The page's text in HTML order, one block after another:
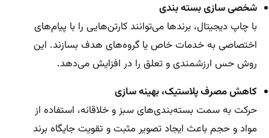
شخصی سازی بسته بندی
با چاپ دیجیتال، برندها می‌توانند کارتن‌هایی را با پیام‌های
اختصاصی به خدمات خاص یا گروه‌های هدف بسازند. این
روش حس ارزشمندی و تعلق را در افزایش می‌دهد.
کاهش مصرف پلاستیک، بهینه سازی
حرکت به سمت بسته‌بندی‌های سبز و خلاقانه، استفاده از
مواد و حجم باعث ایجاد تصویر مثبت و تقویت جایگاه برند